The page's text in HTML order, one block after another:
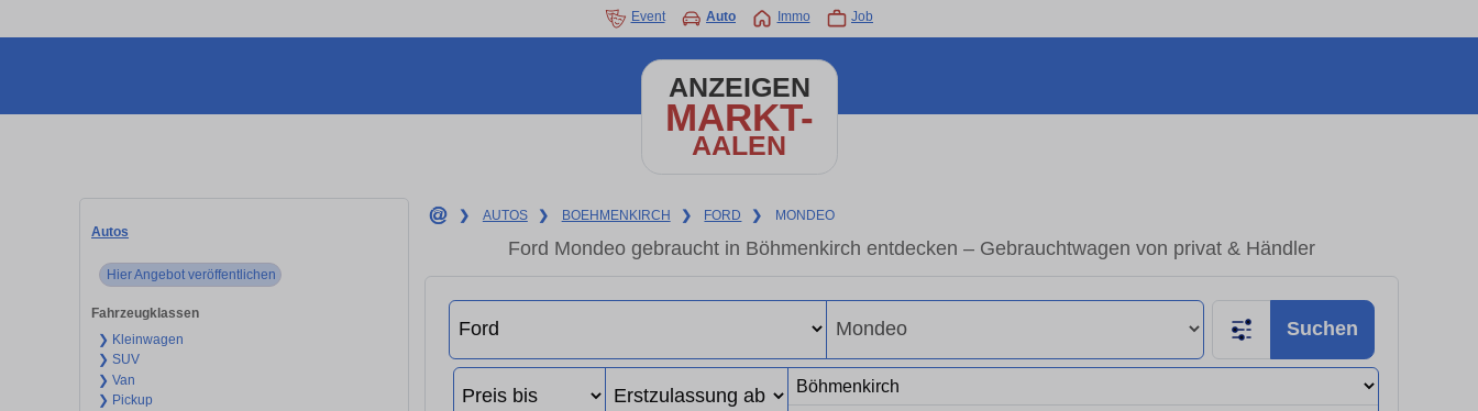
Event Auto Immo Job
ANZEIGEN
MARKT-
AALEN
Autos
Hier Angebot veröffentlichen
Fahrzeugklassen
❯ Kleinwagen
❯ SUV
❯ Van
❯ Pickup
❯ AUTOS ❯ BOEHMENKIRCH ❯ FORD ❯ MONDEO
Ford Mondeo gebraucht in Böhmenkirch entdecken – Gebrauchtwagen von privat & Händler
Suchen